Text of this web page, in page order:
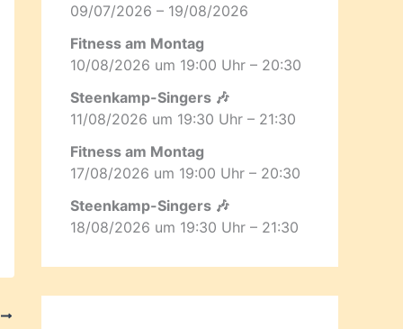
09/07/2026 – 19/08/2026
Fitness am Montag
10/08/2026 um 19:00 Uhr – 20:30
Steenkamp-Singers 🎶
11/08/2026 um 19:30 Uhr – 21:30
Fitness am Montag
17/08/2026 um 19:00 Uhr – 20:30
Steenkamp-Singers 🎶
18/08/2026 um 19:30 Uhr – 21:30